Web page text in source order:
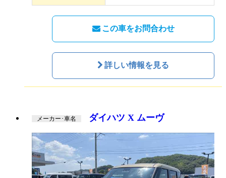
この車をお問合わせ
詳しい情報を見る
メーカー･車名 ダイハツ X ムーヴ